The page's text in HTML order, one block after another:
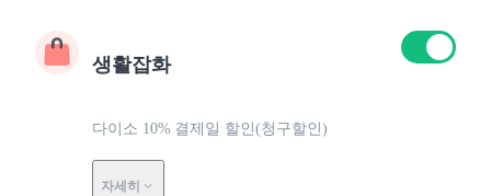
생활잡화
다이소 10% 결제일 할인(청구할인)
자세히